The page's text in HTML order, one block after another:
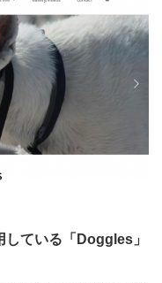
している「Doggles」